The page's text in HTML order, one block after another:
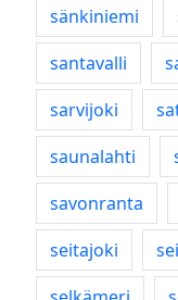
sänkiniemi
santavalli
sarvijoki
saunalahti
savonranta
seitajoki